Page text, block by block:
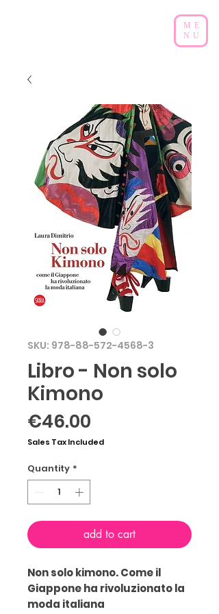
ME
NU
SKU: 978-88-572-4568-3
Libro - Non solo
Kimono
€46.00
Sales Tax Included
Quantity *
add to cart
Non solo kimono. Come il
Giappone ha rivoluzionato la
moda italiana